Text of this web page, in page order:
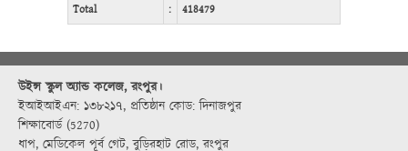
Total
: 418479
উইন্স স্কুল অ্যান্ড কলেজ, রংপুর।
ইআইআইএন: ১৩৮২১৭, প্রতিষ্ঠান কোড: দিনাজপুর
শিক্ষাবোর্ড (5270)
ধাপ, মেডিকেল পূর্ব গেট, বুড়িরহাট রোড, রংপুর